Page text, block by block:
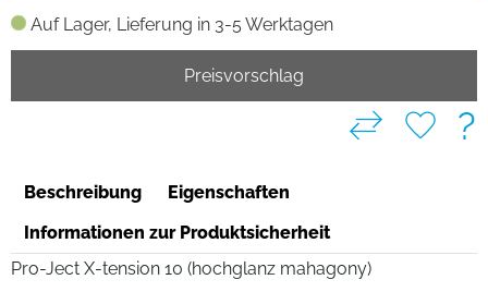
Auf Lager, Lieferung in 3-5 Werktagen
Preisvorschlag
?
Beschreibung
Eigenschaften
Informationen zur Produktsicherheit
Pro-Ject X-tension 10 (hochglanz mahagony)